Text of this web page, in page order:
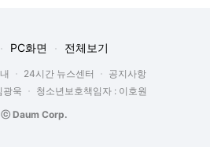
PC화면 전체보기
24시간 뉴스센터
공지사항
광욱
청소년보호책임자 : 이호원
ⓒ Daum Corp.